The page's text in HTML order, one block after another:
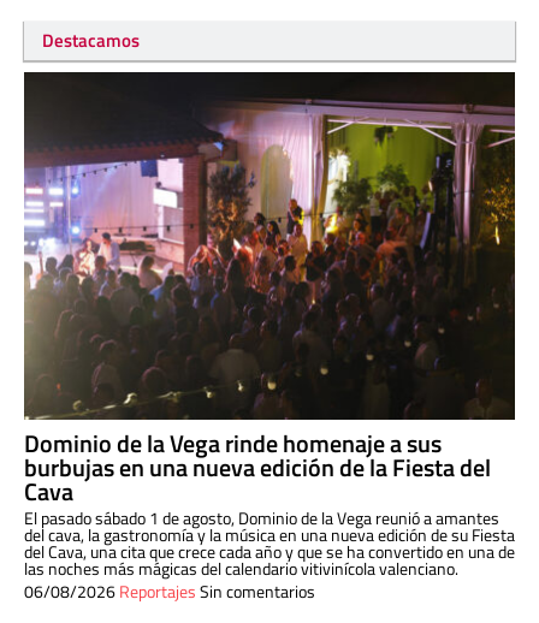
Destacamos
Dominio de la Vega rinde homenaje a sus
burbujas en una nueva edición de la Fiesta del
Cava
El pasado sábado 1 de agosto, Dominio de la Vega reunió a amantes
del cava, la gastronomía y la música en una nueva edición de su Fiesta
del Cava, una cita que crece cada año y que se ha convertido en una de
las noches más mágicas del calendario vitivinícola valenciano.
06/08/2026ReportajesSin comentarios